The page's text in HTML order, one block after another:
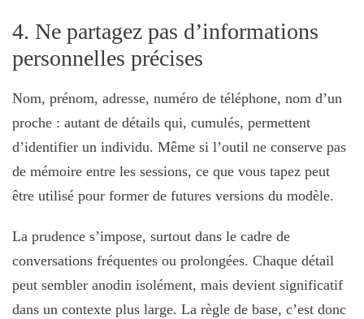
4. Ne partagez pas d’informations
personnelles précises
Nom, prénom, adresse, numéro de téléphone, nom d’un
proche : autant de détails qui, cumulés, permettent
d’identifier un individu. Même si l’outil ne conserve pas
de mémoire entre les sessions, ce que vous tapez peut
être utilisé pour former de futures versions du modèle.
La prudence s’impose, surtout dans le cadre de
conversations fréquentes ou prolongées. Chaque détail
peut sembler anodin isolément, mais devient significatif
dans un contexte plus large. La règle de base, c’est donc